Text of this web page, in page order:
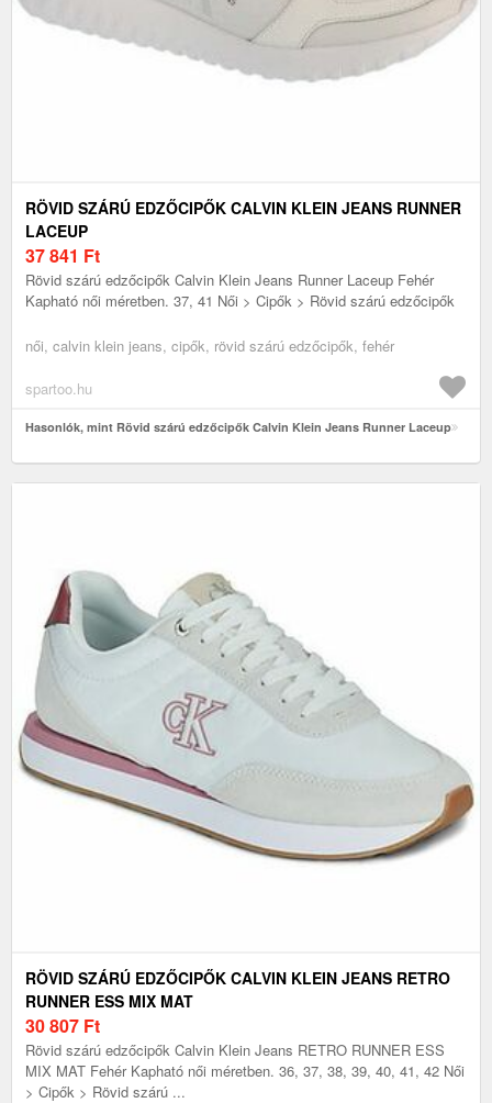
RÖVID SZÁRÚ EDZŐCIPŐK CALVIN KLEIN JEANS RUNNER
LACEUP
37 841 Ft
Rövid szárú edzőcipők Calvin Klein Jeans Runner Laceup Fehér
Kapható női méretben. 37, 41 Női > Cipők > Rövid szárú edzőcipők
női, calvin klein jeans, cipők, rövid szárú edzőcipők, fehér
spartoo.hu
Hasonlók, mint Rövid szárú edzőcipők Calvin Klein Jeans Runner Laceup
RÖVID SZÁRÚ EDZŐCIPŐK CALVIN KLEIN JEANS RETRO
RUNNER ESS MIX MAT
30 807 Ft
Rövid szárú edzőcipők Calvin Klein Jeans RETRO RUNNER ESS
MIX MAT Fehér Kapható női méretben. 36, 37, 38, 39, 40, 41, 42 Női
> Cipők > Rövid szárú ...